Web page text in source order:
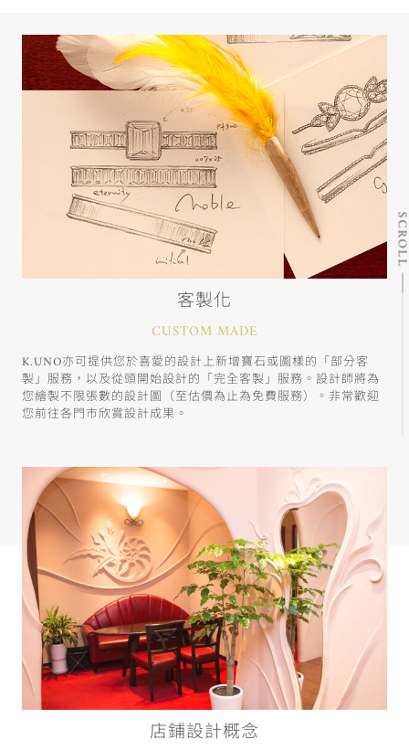
客製化
CUSTOM MADE
K.UNO亦可提供您於喜愛的設計上新增寶石或圖樣的「部分客
製」服務，以及從頭開始設計的「完全客製」服務。設計師將為
您繪製不限張數的設計圖（至估價為止為免費服務）。非常歡迎
您前往各門市欣賞設計成果。
店鋪設計概念